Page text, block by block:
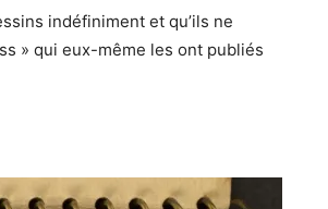
indéfiniment et qu’ils ne
» qui eux-même les ont publiés